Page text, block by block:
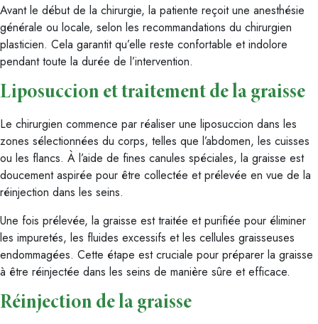
Avant le début de la chirurgie, la patiente reçoit une anesthésie
générale ou locale, selon les recommandations du chirurgien
plasticien. Cela garantit qu’elle reste confortable et indolore
pendant toute la durée de l’intervention.
Liposuccion et traitement de la graisse
Le chirurgien commence par réaliser une liposuccion dans les
zones sélectionnées du corps, telles que l’abdomen, les cuisses
ou les flancs. À l’aide de fines canules spéciales, la graisse est
doucement aspirée pour être collectée et prélevée en vue de la
réinjection dans les seins.
Une fois prélevée, la graisse est traitée et purifiée pour éliminer
les impuretés, les fluides excessifs et les cellules graisseuses
endommagées. Cette étape est cruciale pour préparer la graisse
à être réinjectée dans les seins de manière sûre et efficace.
Réinjection de la graisse